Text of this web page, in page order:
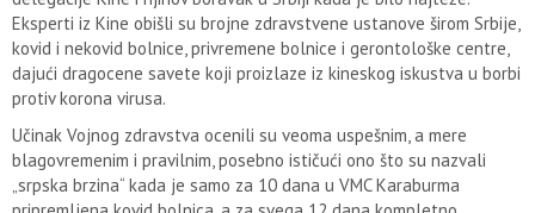
Eksperti iz Kine obišli su brojne zdravstvene ustanove širom Srbije,
kovid i nekovid bolnice, privremene bolnice i gerontološke centre,
dajući dragocene savete koji proizlaze iz kineskog iskustva u borbi
protiv korona virusa.
Učinak Vojnog zdravstva ocenili su veoma uspešnim, a mere
blagovremenim i pravilnim, posebno ističući ono što su nazvali
„srpska brzina“ kada je samo za 10 dana u VMC Karaburma